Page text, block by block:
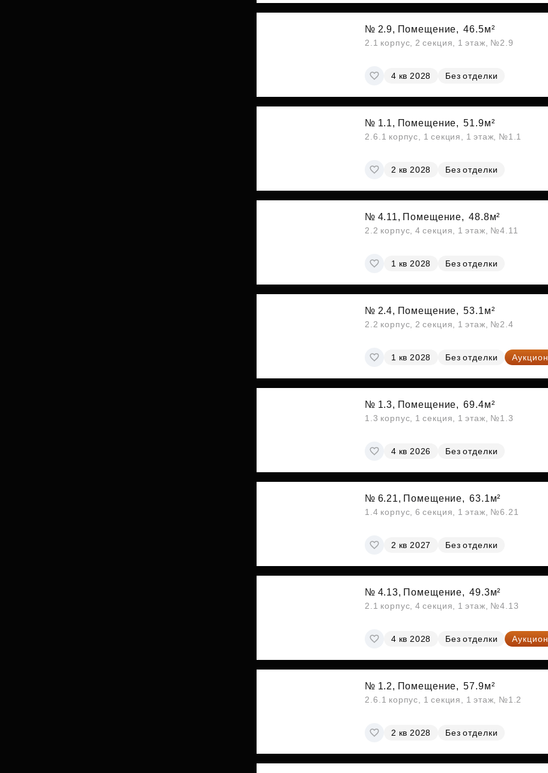
№ 2.9, Помещение, 46.5м²
2.1 корпус, 2 секция, 1 этаж, №2.9
4 кв 2028 Без отделки
№ 1.1, Помещение, 51.9м²
2.6.1 корпус, 1 секция, 1 этаж, №1.1
2 кв 2028 Без отделки
№ 4.11, Помещение, 48.8м²
2.2 корпус, 4 секция, 1 этаж, №4.11
1 кв 2028 Без отделки
№ 2.4, Помещение, 53.1м²
2.2 корпус, 2 секция, 1 этаж, №2.4
1 кв 2028 Без отделки Аукцион
№ 1.3, Помещение, 69.4м²
1.3 корпус, 1 секция, 1 этаж, №1.3
4 кв 2026 Без отделки
№ 6.21, Помещение, 63.1м²
1.4 корпус, 6 секция, 1 этаж, №6.21
2 кв 2027 Без отделки
№ 4.13, Помещение, 49.3м²
2.1 корпус, 4 секция, 1 этаж, №4.13
4 кв 2028 Без отделки Аукцион
№ 1.2, Помещение, 57.9м²
2.6.1 корпус, 1 секция, 1 этаж, №1.2
2 кв 2028 Без отделки